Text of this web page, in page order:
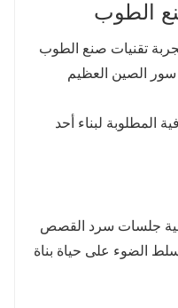
الطوب
تجربة تقنيات صنع الطوب
سور الصين العظيم
المطلوبة لبناء أحد
جلسات سرد القصص
الضوء على حياة بناة